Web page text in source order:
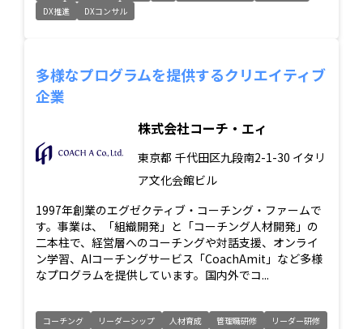
DX推進
DXコンサル
多様なプログラムを提供するクリエイティブ
企業
株式会社コーチ・エィ
東京都 千代田区九段南2-1-30 イタリ
ア文化会館ビル
1997年創業のエグゼクティブ・コーチング・ファームで
す。事業は、「組織開発」と「コーチング人材開発」の
二本柱で、経営層へのコーチングや対話支援、オンライ
ン学習、AIコーチングサービス「CoachAmit」など多様
なプログラムを提供しています。国内外でコ...
コーチング リーダーシップ 人材育成 管理職研修
リーダー研修